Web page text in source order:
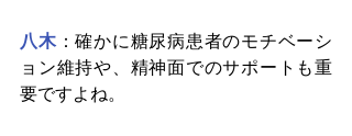
八木：確かに糖尿病患者のモチベーシ
ョン維持や、精神面でのサポートも重
要ですよね。